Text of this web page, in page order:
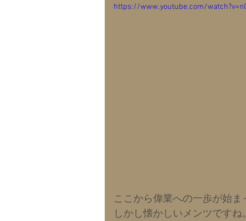
https://www.youtube.com/
ここから偉業への一歩が始ま
しかし懐かしいメンツですね。